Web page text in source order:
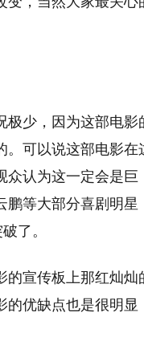
极少，因为这部电影
。可以说这部电影在
众认为这一定会是巨
等大部分喜剧明星
了。
的宣传板上那红灿灿
的优缺点也是很明显